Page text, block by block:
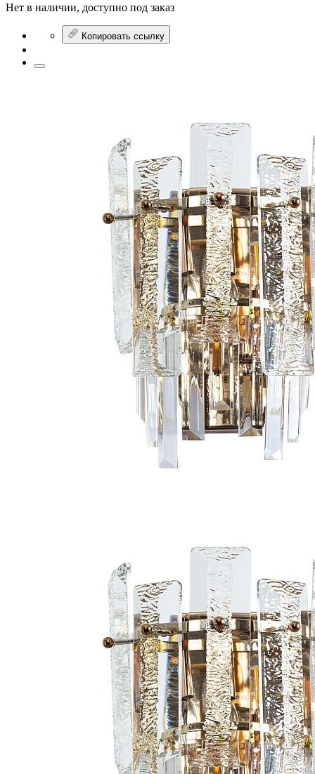
Нет в наличии, доступно под заказ
Копировать ссылку